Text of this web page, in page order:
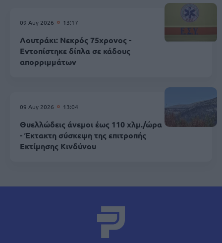
09 Αυγ 2026 13:17
Λουτράκι: Νεκρός 75χρονος -
Εντοπίστηκε δίπλα σε κάδους
απορριμμάτων
09 Αυγ 2026 13:04
Θυελλώδεις άνεμοι έως 110 χλμ./ώρα
- Έκτακτη σύσκεψη της επιτροπής
Εκτίμησης Κινδύνου